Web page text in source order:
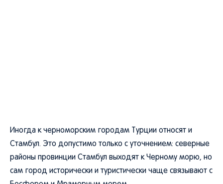
Иногда к черноморским городам Турции относят и
Стамбул. Это допустимо только с уточнением: северные
районы провинции Стамбул выходят к Черному морю, но
сам город исторически и туристически чаще связывают с